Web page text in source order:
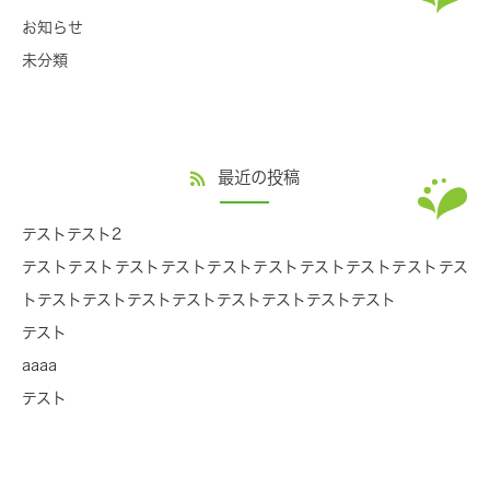
お知らせ
未分類
最近の投稿
テストテスト2
テストテストテストテストテストテストテストテストテストテス
トテストテストテストテストテストテストテストテスト
テスト
aaaa
テスト